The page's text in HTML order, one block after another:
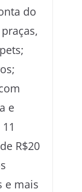
do
e
R$20
e mais